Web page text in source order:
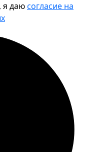
я даюсогласие на